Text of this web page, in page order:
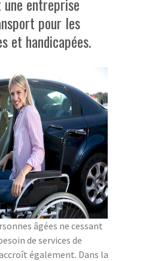
pour les
et handicapées.
âgées ne cessant
de services de
également. Dans la